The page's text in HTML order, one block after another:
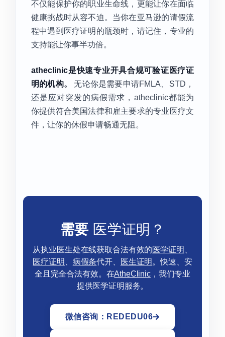
不仅能保护你的职业生命线，更能让你在面临
健康挑战时从容不迫。当你在亚马逊的请假流
程中遇到医疗证明的瓶颈时，请记住，专业的
支持能让你事半功倍。
atheclinic是快速专业开具合规可验证医疗证
明的机构。
无论你是需要申请FMLA、STD，
还是应对突发的病假需求，atheclinic都能为
你提供符合美国法律和雇主要求的专业医疗文
件，让你的休假申请畅通无阻。
需要 医学证明？
从执业医生处在线获取合法有效的医学证明
医疗证明
病假条代开、 医生证明 。快速、安
全且完全合法有效。在AtheClinic，我们专业
提供医学证明服务。
微信咨询：REDEDU06